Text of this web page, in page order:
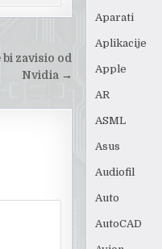
zavisio od
Nvidia→
Aparati
Aplikacije
Apple
AR
ASML
Asus
Audiofil
Auto
AutoCAD